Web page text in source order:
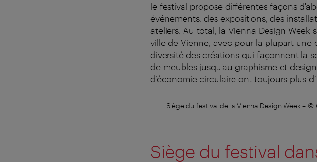
le festival propose différentes façons
événements, des expositions, des
ateliers. Au total, la Vienna Design
ville de Vienne, avec pour la plupart une
diversité des créations qui façonnent la
de meubles jusqu'au graphisme et
d’économie circulaire ont toujours plus
Siège du festival de la Vienna Design Week – ©
Siège du festival